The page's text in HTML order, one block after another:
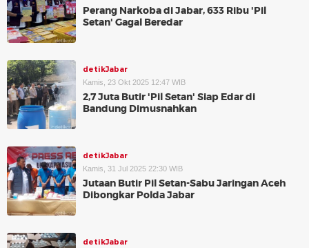
Perang Narkoba di Jabar, 633 Ribu 'Pil
Setan' Gagal Beredar
detikJabar
Kamis, 23 Okt 2025 12:47 WIB
2,7 Juta Butir 'Pil Setan' Siap Edar di
Bandung Dimusnahkan
detikJabar
Kamis, 31 Jul 2025 22:30 WIB
Jutaan Butir Pil Setan-Sabu Jaringan Aceh
Dibongkar Polda Jabar
detikJabar